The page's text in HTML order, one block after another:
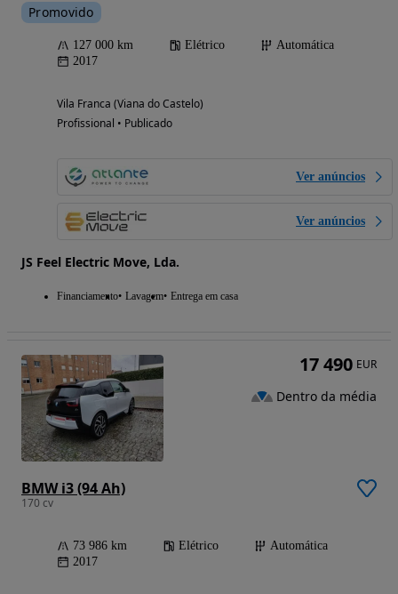
Promovido
127 000 km Elétrico
Automática
2017
Vila Franca (Viana do Castelo)
Profissional • Publicado
Ver anúncios
Ver anúncios
JS Feel Electric Move, Lda.
Financiamento Lavagem Entrega em casa
BMW i3 (94 Ah)
170 cv
73 986 km Elétrico
Automática
2017
17 490 EUR
Dentro da média